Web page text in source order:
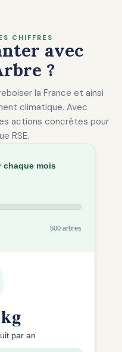
CHIFFRES
avec
?
la France et ainsi
climatique. Avec
actions concrètes pour
RSE.
chaque mois
500 arbres
par an